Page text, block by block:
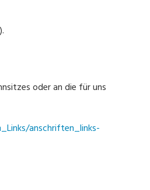
oder an die für uns
anschriften_links-